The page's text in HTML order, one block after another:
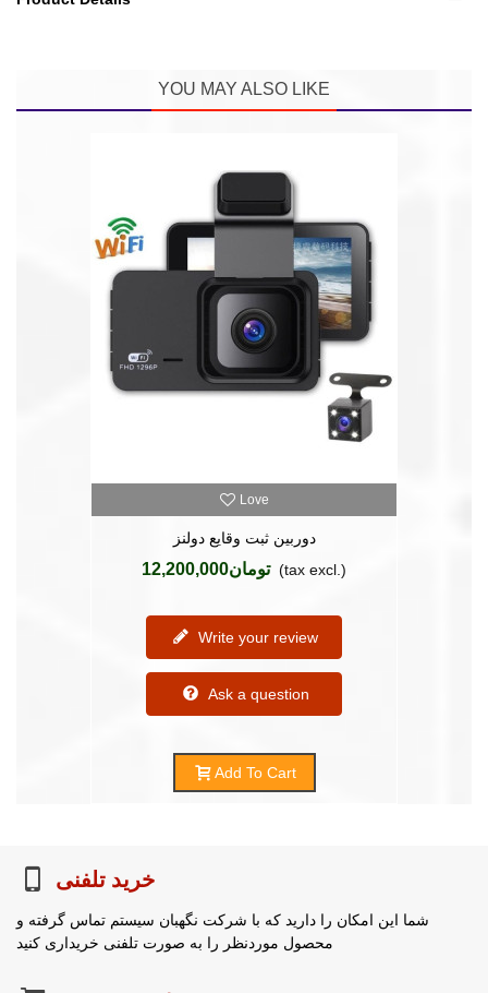
YOU MAY ALSO LIKE
Love
دوربین ثبت وقایع دولنز
تومان12,200,000 (tax excl.)
Write your review
Ask a question
Add To Cart
خرید تلفنی
شما این امکان را دارید که با شرکت نگهبان سیستم تماس گرفته و
محصول موردنظر را به صورت تلفنی خریداری کنید